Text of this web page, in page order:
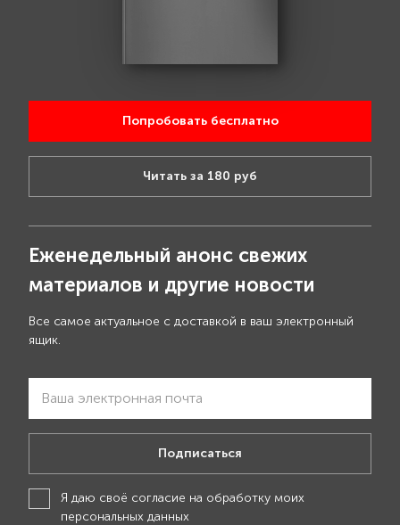
Попробовать бесплатно
Читать за 180 руб
Еженедельный анонс свежих
материалов и другие новости
Все самое актуальное с доставкой в ваш электронный
ящик.
Подписаться
Я даю своё согласие на обработку моих
персональных данных